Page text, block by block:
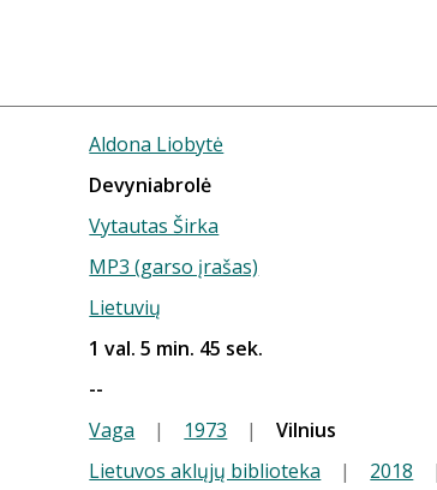
Aldona Liobytė
Devyniabrolė
Vytautas Širka
MP3 (garso įrašas)
Lietuvių
1 val. 5 min. 45 sek.
--
Vaga | 1973 |
Vilnius
Lietuvos aklųjų biblioteka | 2018 |